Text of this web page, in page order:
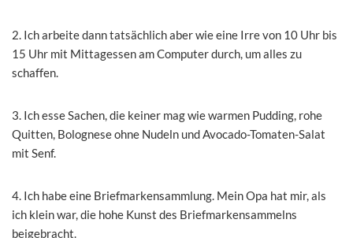
2. Ich arbeite dann tatsächlich aber wie eine Irre von 10 Uhr bis
15 Uhr mit Mittagessen am Computer durch, um alles zu
schaffen.
3. Ich esse Sachen, die keiner mag wie warmen Pudding, rohe
Quitten, Bolognese ohne Nudeln und Avocado-Tomaten-Salat
mit Senf.
4. Ich habe eine Briefmarkensammlung. Mein Opa hat mir, als
ich klein war, die hohe Kunst des Briefmarkensammelns
beigebracht.